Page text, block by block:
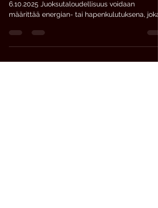
Kirjoittaja Fysioterapeutti Jonas Wikström.
6.10.2025 Juoksutaloudellisuus voidaan
määrittää energian- tai hapenkulutuksena,